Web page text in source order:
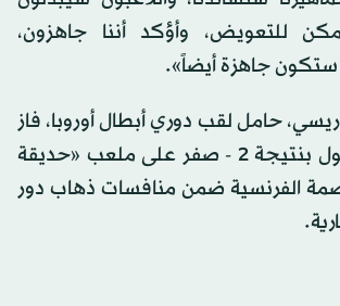
للتعويض، وأؤكد أننا جاهزون،
ستكون جاهزة أيضاً».
حامل لقب دوري أبطال أوروبا، فاز
ذهاباً على ليفربول بنتيجة 2 - صفر على ملعب «حديقة
الفرنسية ضمن منافسات ذهاب دور